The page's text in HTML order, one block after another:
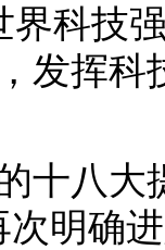
界科技
发挥
十八
明确